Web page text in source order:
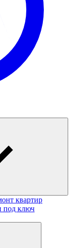
квартир
под ключ